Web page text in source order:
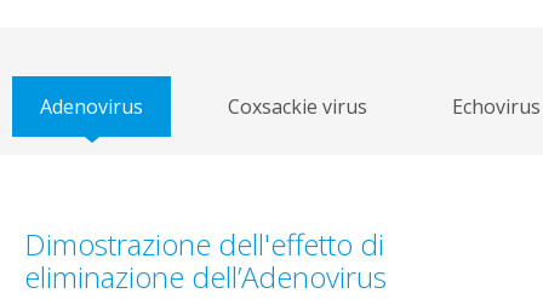
Adenovirus Coxsackie virus Echovirus
Dimostrazione dell'effetto di
eliminazione dell’Adenovirus